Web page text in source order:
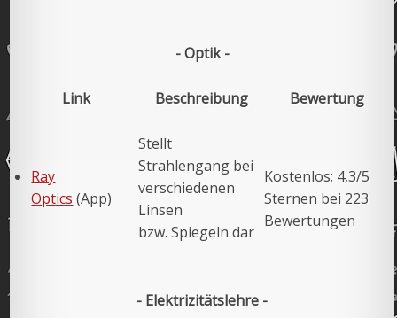
- Optik -
Link Beschreibung Bewertung
Ray
Optics (App)
Stellt
Strahlengang bei
verschiedenen
Linsen
bzw. Spiegeln dar
Kostenlos; 4,3/5
Sternen bei 223
Bewertungen
- Elektrizitätslehre -